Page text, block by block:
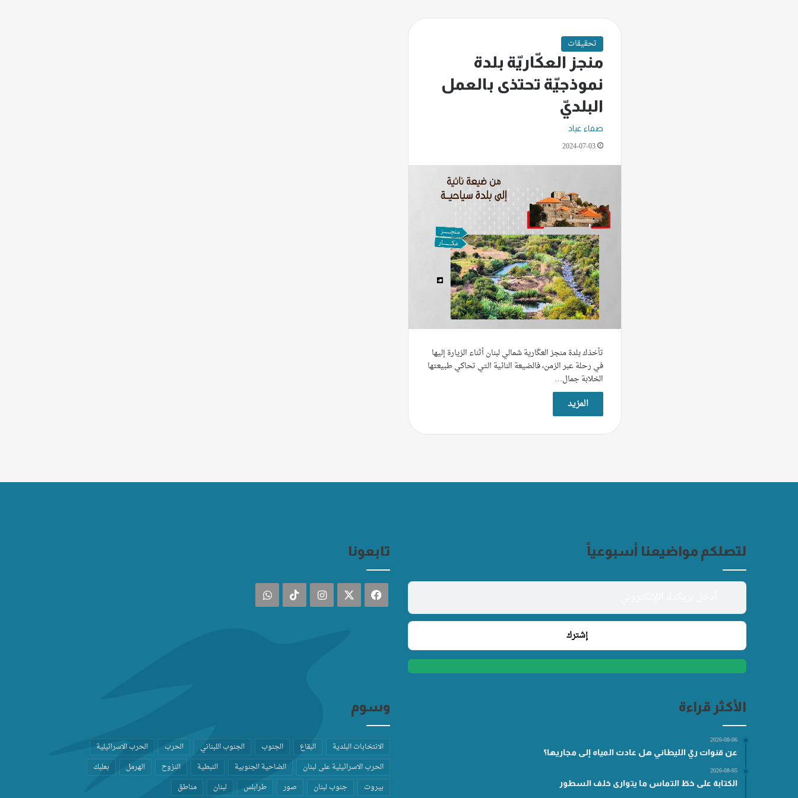
تحقيقات
منجز العكّاريّة بلدة
نموذجيّة تحتذى بالعمل
البلديّ
صفاء عياد
2024-07-03
تأخذك بلدة منجز العكّارية شمالي لبنان أثناء الزيارة إليها
في رحلة عبر الزمن، فالضيعة النائية التي تحاكي طبيعتها
الخلابة جمال…
المزيد
لتصلكم مواضيعنا أسبوعياً تابعونا
فيسبوك انستقرام ‫TikTokواتساب
الأكثر قراءة
2026-08-06
عن قنوات ريّ الليطاني هل عادت المياه إلى مجاريها؟
2026-08-05
الكتابة على خطّ التماس ما يتوارى خلف السطور
وسوم
الانتخابات البلدية البقاع الجنوب الجنوب اللبناني الحرب
الحرب الاسرائيلية
الحرب الاسرائيلية على لبنان
الضاحية الجنوبية النبطية النزوح الهرمل
بعلبك
بيروت
جنوب لبنان صور طرابلس لبنان مناطق